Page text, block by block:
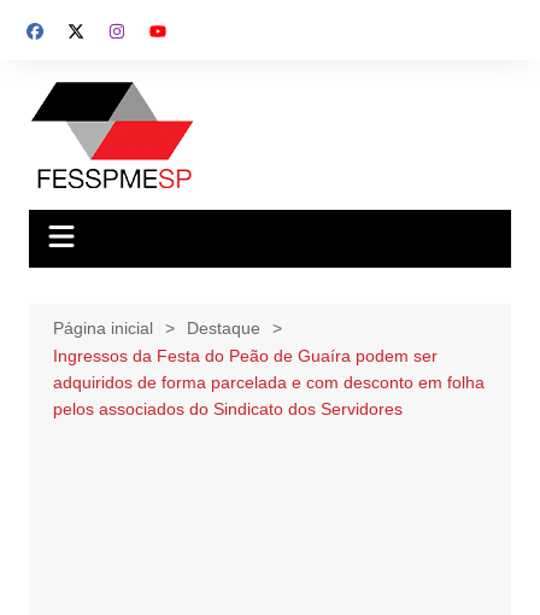
para
conteúdo
Página inicial
Destaque
Ingressos da Festa do Peão de Guaíra podem ser
adquiridos de forma parcelada e com desconto em folha
pelos associados do Sindicato dos Servidores